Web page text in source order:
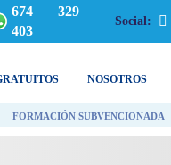
674 329
403
Social:
NOSOTROS
FORMACIÓN SUBVENCIONADA